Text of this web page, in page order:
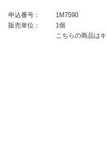
申込番号：
1M7590
販売単位：
1個
こちらの商品は